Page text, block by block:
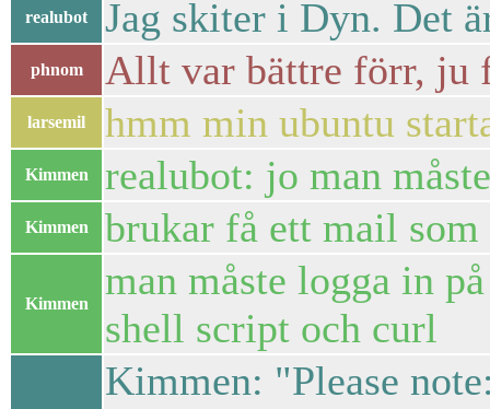
realubot Jag skiter i Dyn. Det
phnom Allt var bättre förr, ju
larsemil hmm min ubuntu
Kimmen realubot: jo man
Kimmen brukar få ett mail som
Kimmen
man måste logga in
shell script och curl
Kimmen: "Please